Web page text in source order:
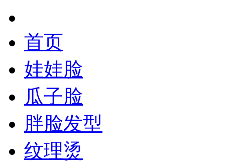
首页
娃娃脸
瓜子脸
胖脸发型
纹理烫